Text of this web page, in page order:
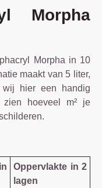
Morpha
Morpha in 10
maakt van 5 liter,
hier een handig
hoeveel m² je
Oppervlakte in 2
lagen